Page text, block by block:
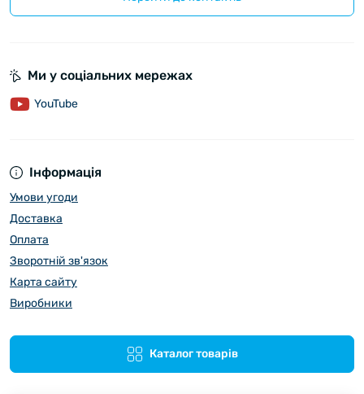
Інформація
Умови угоди
Доставка
Оплата
Зворотній зв'язок
Карта сайту
Виробники
Каталог товарів
Ми у соціальних мережах
YouTube